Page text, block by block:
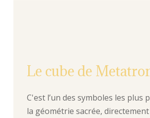
Le cube de
C'est l’un des symboles les plus
la géométrie sacrée,